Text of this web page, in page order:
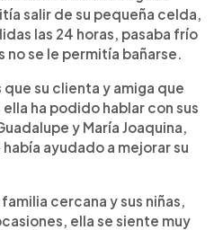
salir de su pequeña celda,
las 24 horas, pasaba frío
no se le permitía bañarse.
su clienta y amiga que
ha podido hablar con sus
y María Joaquina,
ayudado a mejorar su
cercana y sus niñas,
ella se siente muy